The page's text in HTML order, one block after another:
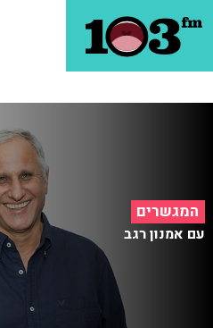
המגשרים
עם אמנון רגב